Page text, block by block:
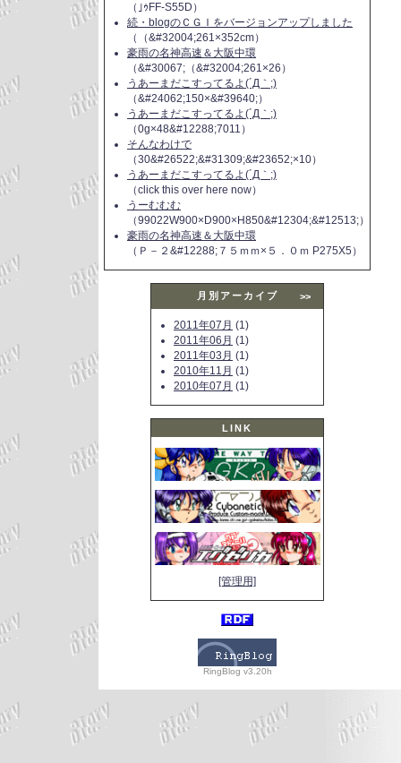
（｣ｩFF-S55D）
続・blogのＣＧＩをバージョンアップしました
（（&#32004;261×352cm）
豪雨の名神高速＆大阪中環
（&#30067;（&#32004;261×26）
うあーまだこすってるよ(´Д｀;)
（&#24062;150×&#39640;）
うあーまだこすってるよ(´Д｀;)
（0g×48&#12288;7011）
そんなわけで
（30&#26522;&#31309;&#23652;×10）
うあーまだこすってるよ(´Д｀;)
（click this over here now）
うーむむむ
（99022W900×D900×H850&#12304;&#12513;）
豪雨の名神高速＆大阪中環
（Ｐ－２&#12288;７５ｍｍ×５．０ｍ P275X5）
月別アーカイブ >>
2011年07月 (1)
2011年06月 (1)
2011年03月 (1)
2010年11月 (1)
2010年07月 (1)
LINK
[管理用]
RingBlog v3.20h